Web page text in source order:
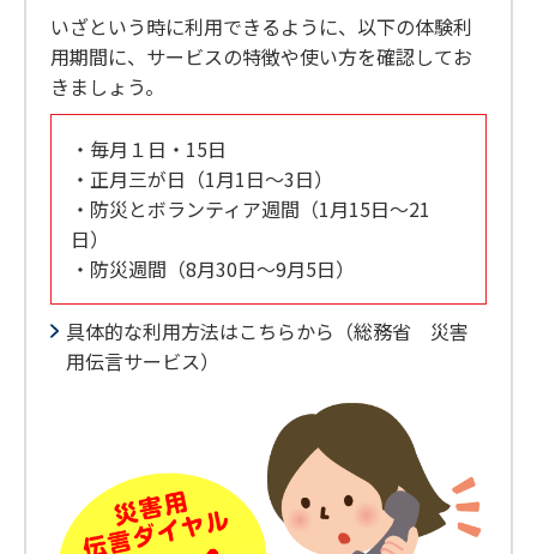
いざという時に利用できるように、以下の体験利
用期間に、サービスの特徴や使い方を確認してお
きましょう。
・毎月１日・15日
・正月三が日（1月1日～3日）
・防災とボランティア週間（1月15日～21
日）
・防災週間（8月30日～9月5日）
具体的な利用方法はこちらから（総務省 災害
用伝言サービス）